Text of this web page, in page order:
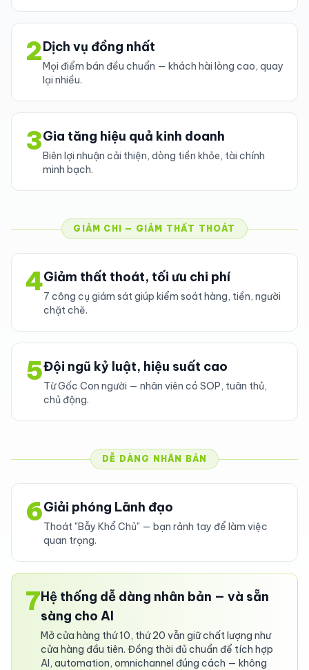
2Dịch vụ đồng nhất
Mọi điểm bán đều chuẩn — khách hài lòng cao, quay
lại nhiều.
3Gia tăng hiệu quả kinh doanh
Biên lợi nhuận cải thiện, dòng tiền khỏe, tài chính
minh bạch.
GIẢM CHI — GIẢM THẤT THOÁT
4Giảm thất thoát, tối ưu chi phí
7 công cụ giám sát giúp kiểm soát hàng, tiền, người
chặt chẽ.
5Đội ngũ kỷ luật, hiệu suất cao
Từ Gốc Con người — nhân viên có SOP, tuân thủ,
chủ động.
DỄ DÀNG NHÂN BẢN
6Giải phóng Lãnh đạo
Thoát "Bẫy Khổ Chủ" — bạn rảnh tay để làm việc
quan trọng.
7Hệ thống dễ dàng nhân bản — và sẵn
sàng cho AI
Mở cửa hàng thứ 10, thứ 20 vẫn giữ chất lượng như
cửa hàng đầu tiên. Đồng thời đủ chuẩn để tích hợp
AI, automation, omnichannel đúng cách — không